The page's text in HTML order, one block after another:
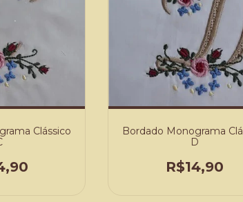
Clássico
Bordado Monograma
D
R$14,90